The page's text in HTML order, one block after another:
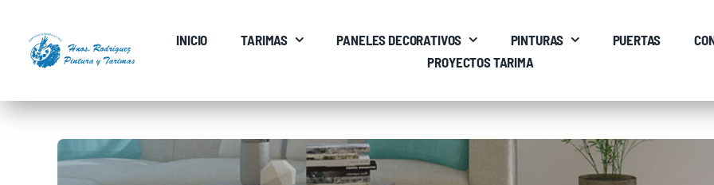
contenido
INICIO TARIMAS PANELES DECORATIVOS PINTURAS PUERTAS
PROYECTOS TARIMA